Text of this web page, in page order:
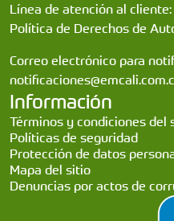
Línea de atención al cliente:
Política de Derechos de
Correo electrónico para
Información
Términos y condiciones del
Políticas de seguridad
Protección de datos
Mapa del sitio
Denuncias por actos de